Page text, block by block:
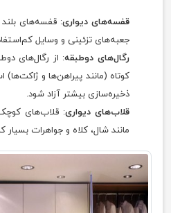
قفسه‌های دیواری: قفسه‌های بلند
جعبه‌های تزئینی و وسایل
رگال‌های دوطبقه: از رگال‌های
کوتاه (مانند پیراهن‌ها و ژاکت‌ها)
ذخیره‌سازی بیشتر آزاد شود.
قلاب‌های دیواری: قلاب‌های کوچک
مانند شال، کلاه و جواهرات بسیار